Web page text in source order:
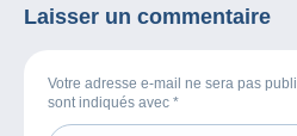
Laisser un commentaire
Votre adresse e-mail ne sera pas
sont indiqués avec *